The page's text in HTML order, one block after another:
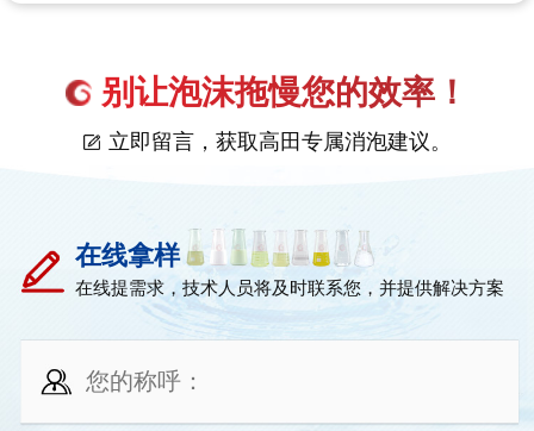
别让泡沫拖慢您的效率！
立即留言，获取高田专属消泡建议。
在线拿样
在线提需求，技术人员将及时联系您，并提供解决方案